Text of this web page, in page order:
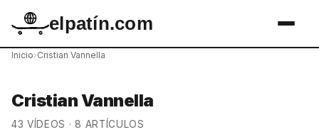
elpatín.com
Inicio›Cristian Vannella
Cristian Vannella
43 VÍDEOS · 8 ARTÍCULOS